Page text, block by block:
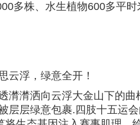
多株、水生植物600多平
云浮，绿意全开！
潸潸洒向云浮大金山下的
层层绿意包裹.四肢十五运